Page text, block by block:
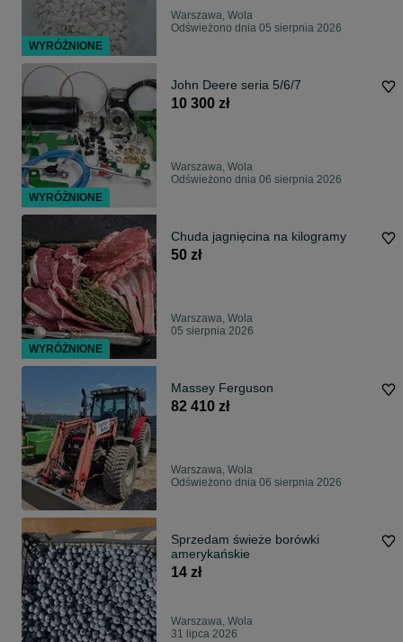
Warszawa, Wola
Odświeżono dnia 05 sierpnia 2026
John Deere seria 5/6/7
10 300 zł
Warszawa, Wola
Odświeżono dnia 06 sierpnia 2026
Chuda jagnięcina na kilogramy
50 zł
Warszawa, Wola
05 sierpnia 2026
Massey Ferguson
82 410 zł
Warszawa, Wola
Odświeżono dnia 06 sierpnia 2026
Sprzedam świeże borówki
amerykańskie
14 zł
Warszawa, Wola
31 lipca 2026
WYRÓŻNIONE
WYRÓŻNIONE
WYRÓŻNIONE